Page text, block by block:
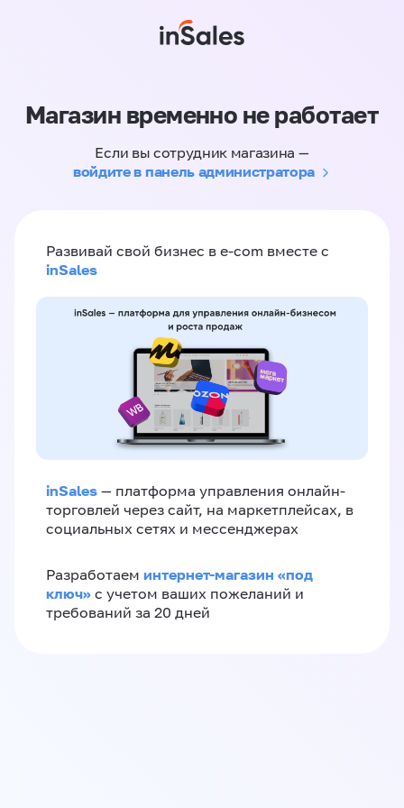
Магазин временно не работает
Если вы сотрудник магазина —
войдите в панель администратора
Развивай свой бизнес в e-com вместе с
inSales
inSales — платформа управления онлайн-
торговлей через сайт, на маркетплейсах, в
социальных сетях и мессенджерах
Разработаем интернет-магазин «‎под
ключ»‎ с учетом ваших пожеланий и
требований за 20 дней